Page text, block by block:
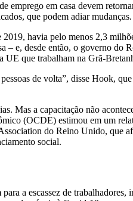
em casa devem
que podem adiar mudanças.
havia pelo menos 2,3
e, desde então, o governo
UE que trabalham na Grã-
de volta”, disse Hook,
Mas a capacitação não
(OCDE) estimou em um
do Reino Unido, que
social.
a escassez de